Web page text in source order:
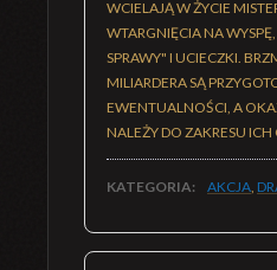
WCIELAJĄ W ŻYCIE
WTARGNIĘCIA NA
SPRAWY" I UCIECZKI.
MILIARDERA SĄ
EWENTUALNOŚCI, A
NALEŻY DO ZAKRESU
KATEGORIA: AKCJA,